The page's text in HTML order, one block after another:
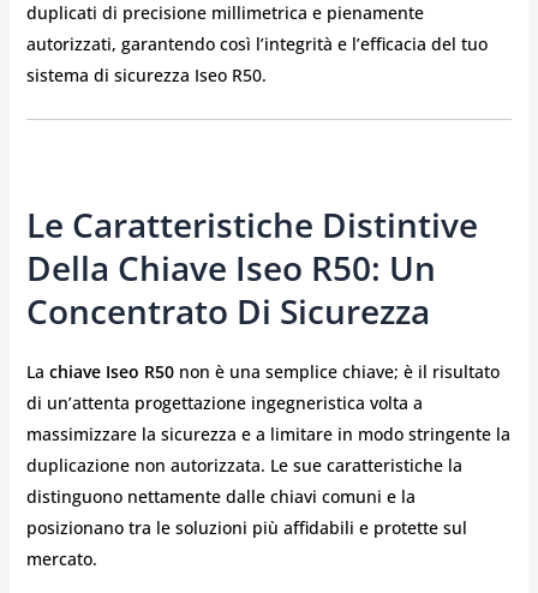
duplicati di precisione millimetrica e pienamente
autorizzati, garantendo così l’integrità e l’efficacia del tuo
sistema di sicurezza Iseo R50.
Le Caratteristiche Distintive
Della Chiave Iseo R50: Un
Concentrato Di Sicurezza
La chiave Iseo R50non è una semplice chiave; è il risultato
di un’attenta progettazione ingegneristica volta a
massimizzare la sicurezza e a limitare in modo stringente la
duplicazione non autorizzata. Le sue caratteristiche la
distinguono nettamente dalle chiavi comuni e la
posizionano tra le soluzioni più affidabili e protette sul
mercato.